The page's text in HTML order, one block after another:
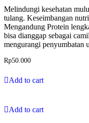
Melindungi kesehatan
tulang. Keseimbangan
Mengandung Protein
bisa dianggap sebagai
mengurangi penyumbatan
Rp50.000
Add to cart
Add to cart